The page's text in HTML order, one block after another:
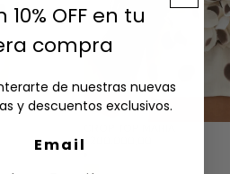
$200.000,00
OFF en tu
compra
de nuestras nuevas
y descuentos exclusivos.
Email